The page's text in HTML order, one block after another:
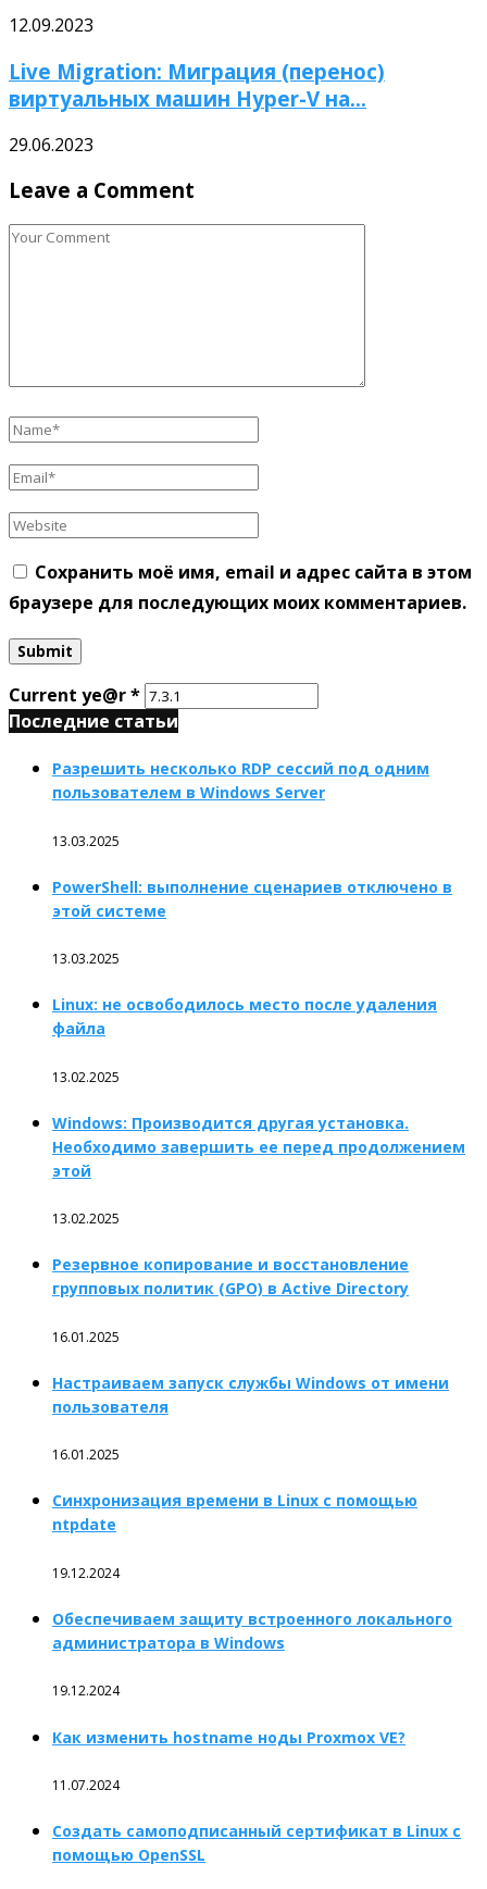
12.09.2023
Live Migration: Миграция (перенос)
виртуальных машин Hyper-V на...
29.06.2023
Leave a Comment
Сохранить моё имя, email и адрес сайта в этом
браузере для последующих моих комментариев.
Current ye@r*
Последние статьи
Разрешить несколько RDP сессий под одним
пользователем в Windows Server
13.03.2025
PowerShell: выполнение сценариев отключено в
этой системе
13.03.2025
Linux: не освободилось место после удаления
файла
13.02.2025
Windows: Производится другая установка.
Необходимо завершить ее перед продолжением
этой
13.02.2025
Резервное копирование и восстановление
групповых политик (GPO) в Active Directory
16.01.2025
Настраиваем запуск службы Windows от имени
пользователя
16.01.2025
Синхронизация времени в Linux с помощью
ntpdate
19.12.2024
Обеспечиваем защиту встроенного локального
администратора в Windows
19.12.2024
Как изменить hostname ноды Proxmox VE?
11.07.2024
Создать самоподписанный сертификат в Linux с
помощью OpenSSL